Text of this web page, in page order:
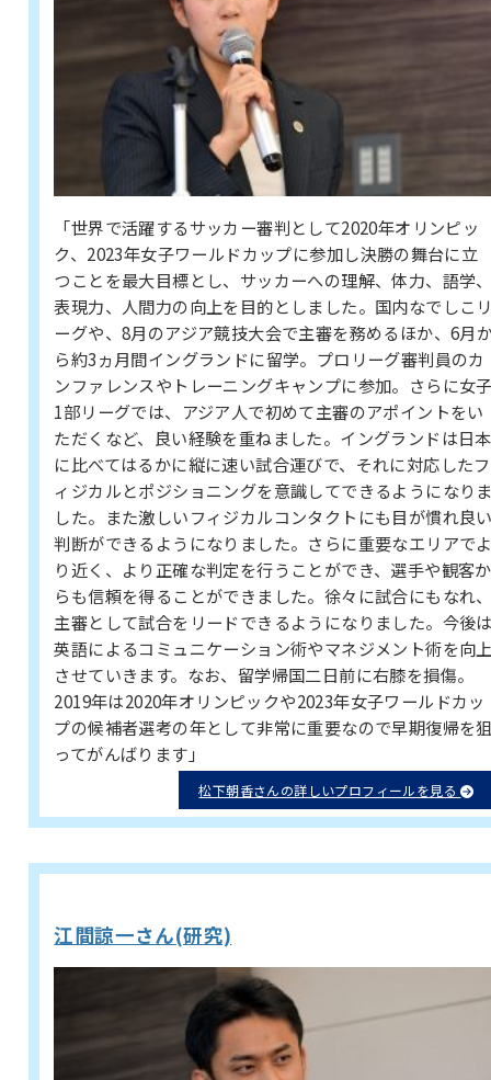
「世界で活躍するサッカー審判として2020年オリンピッ
ク、2023年女子ワールドカップに参加し決勝の舞台に立
つことを最大目標とし、サッカーへの理解、体力、語学
表現力、人間力の向上を目的としました。国内なでしこ
ーグや、8月のアジア競技大会で主審を務めるほか、6月
ら約3ヵ月間イングランドに留学。プロリーグ審判員のカ
ンファレンスやトレーニングキャンプに参加。さらに女
1部リーグでは、アジア人で初めて主審のアポイントをい
ただくなど、良い経験を重ねました。イングランドは日本
に比べてはるかに縦に速い試合運びで、それに対応したフ
ィジカルとポジショニングを意識してできるようになり
した。また激しいフィジカルコンタクトにも目が慣れ良
判断ができるようになりました。さらに重要なエリアで
り近く、より正確な判定を行うことができ、選手や観客か
らも信頼を得ることができました。徐々に試合にもなれ
主審として試合をリードできるようになりました。今後
英語によるコミュニケーション術やマネジメント術を向
させていきます。なお、留学帰国二日前に右膝を損傷。
2019年は2020年オリンピックや2023年女子ワールドカッ
プの候補者選考の年として非常に重要なので早期復帰を
ってがんばります」
松下朝香さんの詳しいプロフィールを見る
江間諒一さん(研究)